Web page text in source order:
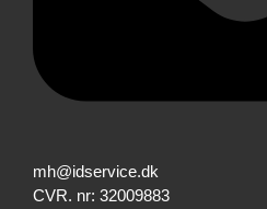
mh@idservice.dk
CVR. nr: 32009883